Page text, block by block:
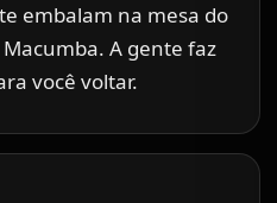
embalam na mesa do
Macumba. A gente faz
você voltar.